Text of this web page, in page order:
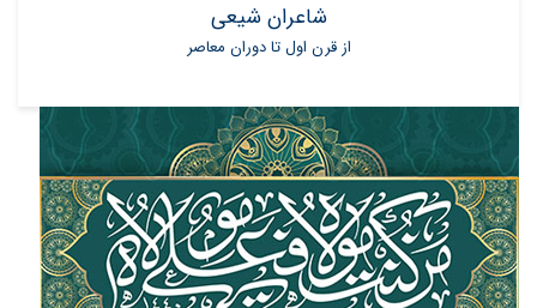
شاعران شیعی
از قرن اول تا دوران معاصر